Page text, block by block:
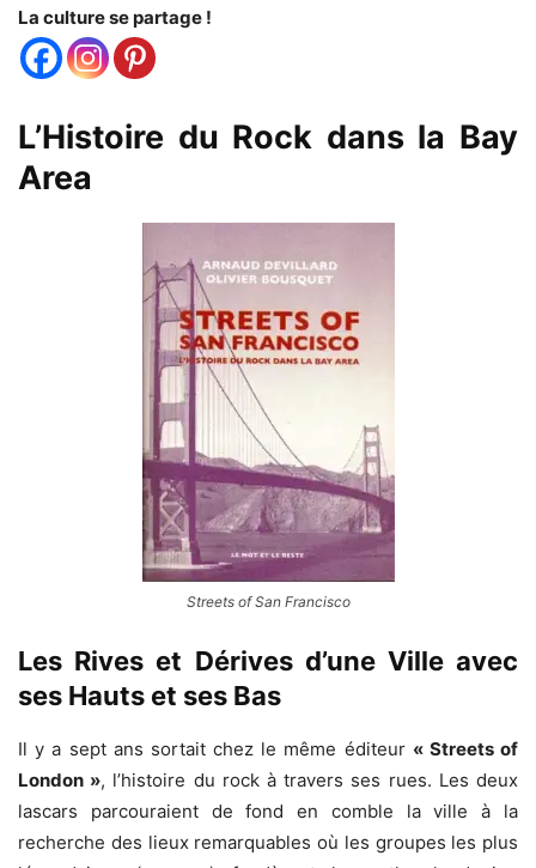
La culture se partage !
L’Histoire du Rock dans la Bay
Area
Streets of San Francisco
Les Rives et Dérives d’une Ville avec
ses Hauts et ses Bas
Il y a sept ans sortait chez le même éditeur « Streets of
London », l’histoire du rock à travers ses rues. Les deux
lascars parcouraient de fond en comble la ville à la
recherche des lieux remarquables où les groupes les plus